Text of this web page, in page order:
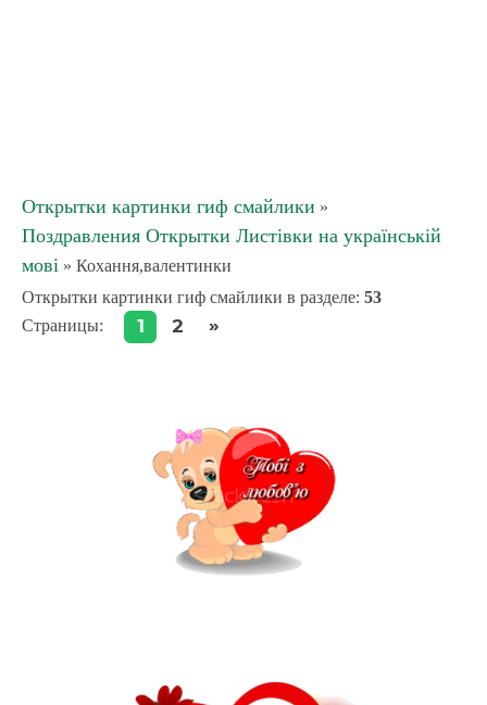
Открытки картинки гиф смайлики »
Поздравления Открытки Листівки на українській
мові » Кохання,валентинки
Открытки картинки гиф смайлики в разделе: 53
Страницы: 1 2 »